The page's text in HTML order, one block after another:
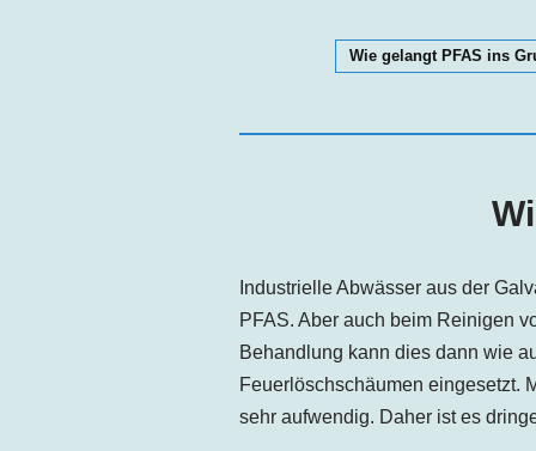
Wie gelangt PFAS ins
Industrielle Abwässer aus der
PFAS. Aber auch beim Reinigen
Behandlung kann dies dann wie
Feuerlöschschäumen eingesetzt.
sehr aufwendig. Daher ist es